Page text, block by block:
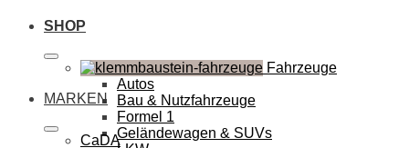
SHOP
Fahrzeuge
Autos
Bau & Nutzfahrzeuge
Formel 1
Geländewagen & SUVs
MARKEN
CaDA